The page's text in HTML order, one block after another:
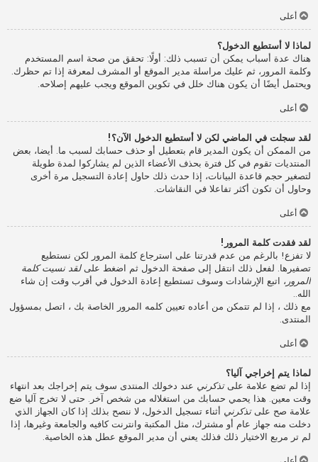
أعلى
لماذا لا أستطيع الدخول؟
هناك عدة أسباب يمكن أن تسبب ذلك: أولًا: تحقق من صحة اسم المستخدم
وكلمة المرور، ثم عليك مراسلة مدير الموقع أو المشرف لمعرفة إذا تم حظرك.
ويحتمل أيضًا أن يكون هناك خلل في تكوين الموقع ويجب عليهم إصلاحه.
أعلى
لقد سجلت في الماضي لكن لا أستطيع الدخول الآن؟!
من الممكن أن يكون المدير قام بتعطيل أو حذف حسابك لسبب ما. أيضا، بعض
المنتديات تقوم في كل فترة بحذف الأعضاء الذين لم يشاركوا لمدة طويلة
لتصغير حجم قاعدة البيانات، إذا حدث ذلك حاول إعادة التسجيل مرة أخرى
وحاول أن تكون أكثر تفاعلا في النقاشات.
أعلى
لقد فقدت كلمة المرور!
لا تفزع! بالرغم من عدم قدرتنا على استرجاع كلمة المرور لكن نستطيع
تصفيرها. لفعل ذلك انتقل إلى صفحة الدخول ثم اضغط علىلقد نسيت كلمة
المرور ، اتبع الإرشادات وسوف تستطيع إعادة الدخول في أقرب وقت إن شاء
الله..
مع ذلك ، إذا لم تتمكن من أعاده تعيين كلمه المرور الخاصة بك ، اتصل بمسؤول
المنتدى.
أعلى
لماذا يتم إخراجي آليا؟
إذا لم تضع علامة علىتذكرني عند دخولك المنتدى سوف يتم إخراجك بعد انتهاء
وقت معين. هذا يحمي حسابك من استغلاله من شخص آخر. حتى لا تخرج آليا ضع
علامة صح علىتذكرني أثناء تسجيل الدخول، لا ننصح بذلك إذا كان الجهاز الذي
دخلت منه جهاز عام أو مشترك، مثل المكتبة وانترنت كافيه والجامعة وغيرها، إذا
لم تر مربع الاختيار ذلك فذلك يعني أن مدير الموقع عطل هذه الخاصية.